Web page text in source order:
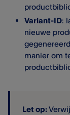
Variant-ID:
nieuwe
manier om
Let op: